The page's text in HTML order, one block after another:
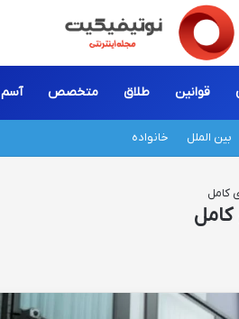
قوانین طلاق متخصص آسم
بین الملل خانواده